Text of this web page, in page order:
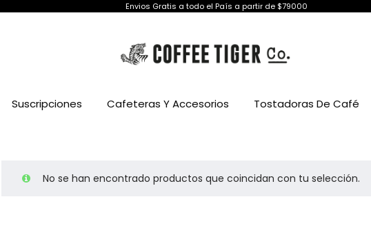
Envios Gratis a todo el País a partir de $79000
Suscripciones Cafeteras Y Accesorios Tostadoras De Café
No se han encontrado productos que coincidan con tu selección.